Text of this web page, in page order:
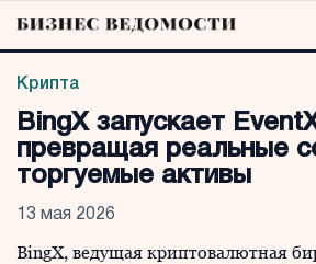
Крипта
BingX запускает
превращая реальные
торгуемые активы
13 мая 2026
BingX, ведущая криптовалютная